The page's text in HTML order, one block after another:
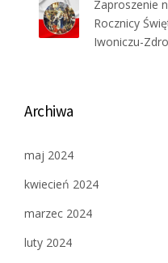
Zaproszenie
Rocznicy
Iwoniczu-
Archiwa
maj 2024
kwiecień 2024
marzec 2024
luty 2024